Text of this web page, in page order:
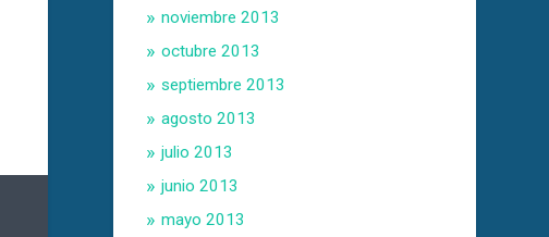
noviembre 2013
octubre 2013
septiembre 2013
agosto 2013
julio 2013
junio 2013
mayo 2013